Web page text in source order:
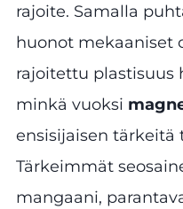
rajoite. Samalla
huonot mekaaniset
rajoitettu plastisuus
minkä vuoksi
ensisijaisen tärkeitä
Tärkeimmät
mangaani,